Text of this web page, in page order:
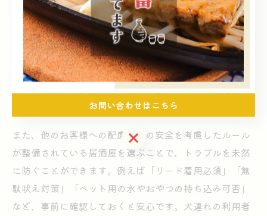
犬連れで居酒屋を利用する際に最も大切なのは、愛犬と
一緒にリラックスできる環境を選ぶことです。ペット可
と明記されている居酒屋でも、店内の雰囲気や広さ、席
の配置によって快適さは大きく変わります。特に神奈川
県横浜市や川崎市麻生区周辺では、テラス席や半個室な
ど、犬が落ち着きやすいスペースを用意している店舗が
また、他のお客様への配慮や犬の安全を考慮したルール
が整備されている居酒屋を選ぶことで、トラブルを未然
に防ぐことができます。例えば「リード着用必須」「無
駄吠え対策」「ペット用の水やおやつの持ち込み可否」
など、事前に確認しておくと安心です。犬連れの利用者
お問い合わせはこちら
お問い合わせはこちら